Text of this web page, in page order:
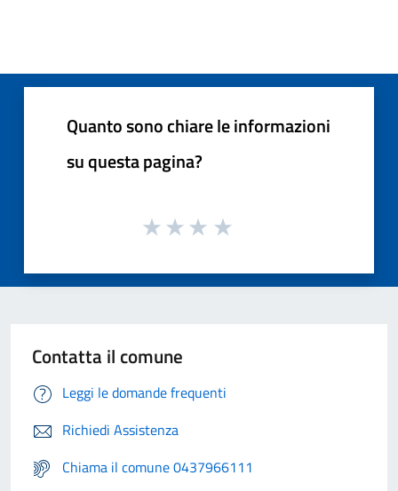
Quanto sono chiare le informazioni
su questa pagina?
Contatta il comune
Leggi le domande frequenti
Richiedi Assistenza
Chiama il comune 0437966111